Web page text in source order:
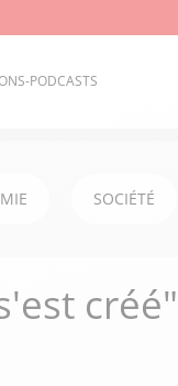
PODCASTS
SOCIÉTÉ